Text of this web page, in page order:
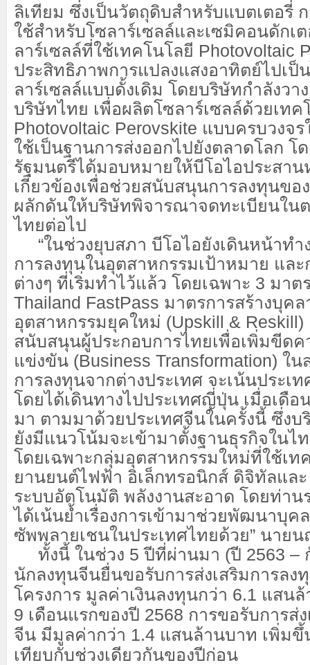
ลิเทียม ซึ่งเป็นวัตถุดิบสำหรับแบตเตอรี่
ใช้สำหรับโซลาร์เซลล์และเซมิคอนดักเ
ลาร์เซลล์ที่ใช้เทคโนโลยี Photovoltaic
ประสิทธิภาพการแปลงแสงอาทิตย์ไปเป็
ลาร์เซลล์แบบดั้งเดิม โดยบริษัทกำลังว
บริษัทไทย เพื่อผลิตโซลาร์เซลล์ด้วยเทค
Photovoltaic Perovskite แบบครบวงจ
ใช้เป็นฐานการส่งออกไปยังตลาดโลก โ
รัฐมนตรีได้มอบหมายให้บีโอไอประสา
เกี่ยวข้องเพื่อช่วยสนับสนุนการลงทุนขอ
ผลักดันให้บริษัทพิจารณาจดทะเบียนใน
ไทยต่อไป
“ในช่วงยุบสภา บีโอไอยังเดินหน้าทำ
การลงทุนในอุตสาหกรรมเป้าหมาย แล
ต่างๆ ที่เริ่มทำไว้แล้ว โดยเฉพาะ 3 มา
Thailand FastPass มาตรการสร้างบุค
อุตสาหกรรมยุคใหม่ (Upskill & Reskill)
สนับสนุนผู้ประกอบการไทยเพื่อเพิ่มขีดค
แข่งขัน (Business Transformation) ใ
การลงทุนจากต่างประเทศ จะเน้นประเ
โดยได้เดินทางไปประเทศญี่ปุ่น เมื่อเดื
มา ตามมาด้วยประเทศจีนในครั้งนี้ ซึ่ง
ยังมีแนวโน้มจะเข้ามาตั้งฐานธุรกิจในไ
โดยเฉพาะกลุ่มอุตสาหกรรมใหม่ที่ใช้เท
ยานยนต์ไฟฟ้า อิเล็กทรอนิกส์ ดิจิทัลแล
ระบบอัตโนมัติ พลังงานสะอาด โดยท่าน
ได้เน้นย้ำเรื่องการเข้ามาช่วยพัฒนาบุค
ซัพพลายเชนในประเทศไทยด้วย” นาย
ทั้งนี้ ในช่วง 5 ปีที่ผ่านมา (ปี 2563 –
นักลงทุนจีนยื่นขอรับการส่งเสริมการลง
โครงการ มูลค่าเงินลงทุนกว่า 6.1 แสน
9 เดือนแรกของปี 2568 การขอรับการส่
จีน มีมูลค่ากว่า 1.4 แสนล้านบาท เพิ่มขึ้
เทียบกับช่วงเดียวกันของปีก่อน